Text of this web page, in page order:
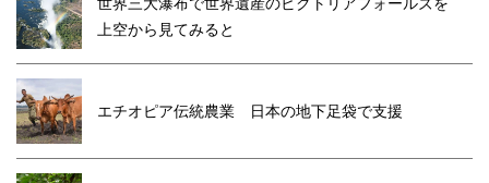
世界三大瀑布で世界遺産のビクトリアフォールズを
上空から見てみると
エチオピア伝統農業 日本の地下足袋で支援